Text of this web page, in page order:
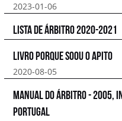
2023-01-06
Lista de árbitro 2020-2021
Livro Porque soou o Apito
2020-08-05
Manual do Árbitro - 2005,
Portugal